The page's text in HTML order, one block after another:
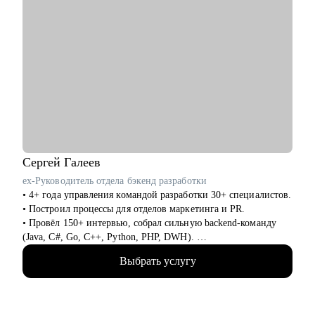
Сергей Галеев
ex-Руководитель отдела бэкенд разработки
• 4+ года управления командой разработки 30+ специалистов.
• Построил процессы для отделов маркетинга и PR.
• Провёл 150+ интервью, собрал сильную backend-команду
(Java, C#, Go, C++, Python, PHP, DWH).
• Регулярно обучаю и развиваю сотрудников: внедрил
индивидуальные планы роста.
• Организатор и спикер внутренних/внешних митапов,
Выбрать услугу